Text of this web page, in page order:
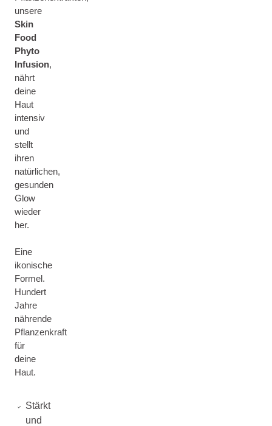
unsere
Skin
Food
Phyto
Infusion,
nährt
deine
Haut
intensiv
und
stellt
ihren
natürlichen,
gesunden
Glow
wieder
her.
Eine
ikonische
Formel.
Hundert
Jahre
nährende
Pflanzenkraft
für
deine
Haut.
Stärkt
und